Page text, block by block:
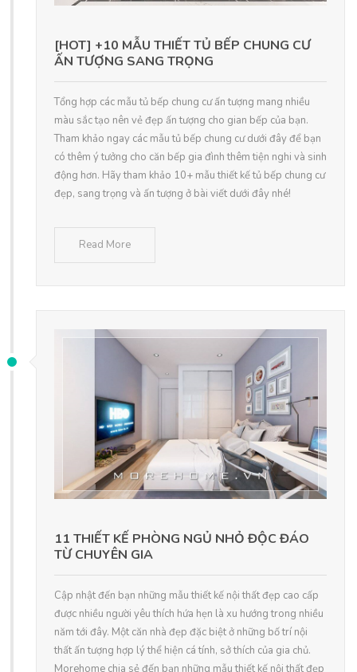
[HOT] +10 MẪU THIẾT TỦ BẾP CHUNG CƯ
ẤN TƯỢNG SANG TRỌNG
Tổng hợp các mẫu tủ bếp chung cư ấn tượng mang nhiều
màu sắc tạo nên vẻ đẹp ấn tượng cho gian bếp của bạn.
Tham khảo ngay các mẫu tủ bếp chung cư dưới đây để bạn
có thêm ý tưởng cho căn bếp gia đình thêm tiện nghi và sinh
động hơn. Hãy tham khảo 10+ mẫu thiết kế tủ bếp chung cư
đẹp, sang trọng và ấn tượng ở bài viết dưới đây nhé!
Read More
11 THIẾT KẾ PHÒNG NGỦ NHỎ ĐỘC ĐÁO
TỪ CHUYÊN GIA
Cập nhật đến bạn những mẫu thiết kế nội thất đẹp cao cấp
được nhiều người yêu thích hứa hẹn là xu hướng trong nhiều
năm tới đây. Một căn nhà đẹp đặc biệt ở những bố trí nội
thất ấn tượng hợp lý thể hiện cá tính, sở thích của gia chủ.
Morehome chia sẻ đến bạn những mẫu thiết kế nội thất đẹp